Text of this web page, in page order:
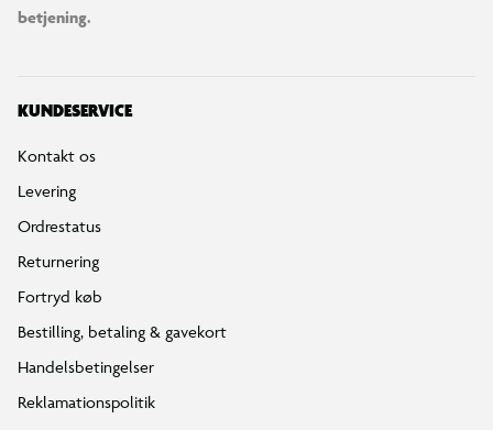
betjening.
KUNDESERVICE
Kontakt os
Levering
Ordrestatus
Returnering
Fortryd køb
Bestilling, betaling & gavekort
Handelsbetingelser
Reklamationspolitik